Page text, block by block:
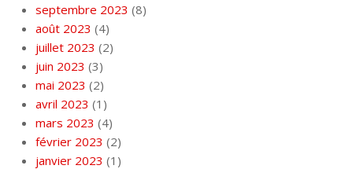
septembre 2023 (8)
août 2023 (4)
juillet 2023 (2)
juin 2023 (3)
mai 2023 (2)
avril 2023 (1)
mars 2023 (4)
février 2023 (2)
janvier 2023 (1)